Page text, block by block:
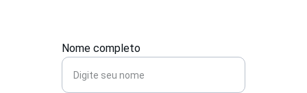
Nome completo